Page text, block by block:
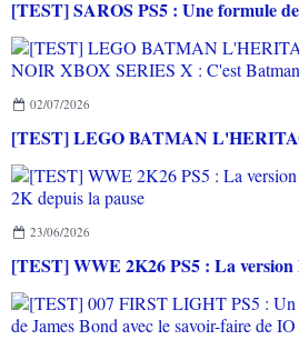
02/07/2026
23/06/2026